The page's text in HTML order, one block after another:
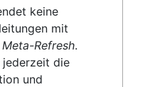
keine
mit
Meta-Refresh.
jederzeit die
und